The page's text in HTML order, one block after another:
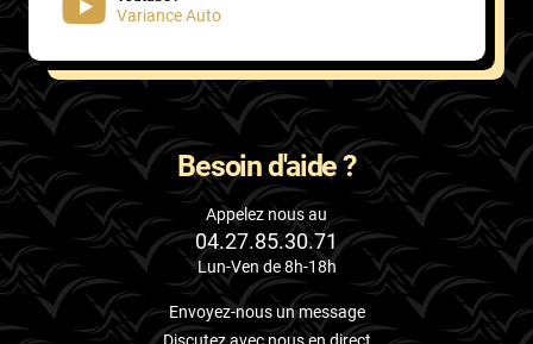
Variance Auto
Besoin d'aide ?
Appelez nous au
04.27.85.30.71
Lun-Ven de 8h-18h
Envoyez-nous un message